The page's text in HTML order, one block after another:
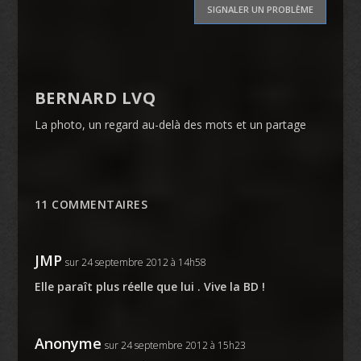
SIGNALER UN PROBLÈME
BERNARD LVQ
La photo, un regard au-delà des mots et un partage
11 COMMENTAIRES
JMP sur 24 septembre 2012 à 14h58
Elle paraît plus réelle que lui . Vive la BD !
Anonyme sur 24 septembre 2012 à 15h23